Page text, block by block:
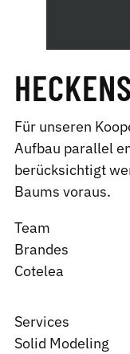
Für unseren
Aufbau parallel
berücksichtigt
Baums voraus.
Team
Brandes
Cotelea
Services
Solid Modeling